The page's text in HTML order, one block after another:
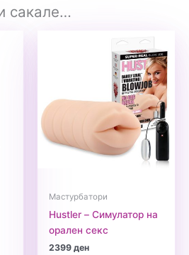
сакале…
Мастурбатори
Hustler – Симулатор на
орален секс
2399ден